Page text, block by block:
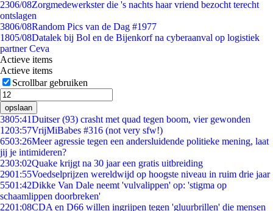
2306/08Zorgmedewerkster die 's nachts haar vriend bezocht terecht
ontslagen
3806/08Random Pics van de Dag #1977
1805/08Datalek bij Bol en de Bijenkorf na cyberaanval op logistiek
partner Ceva
Actieve items
Actieve items
Scrollbar gebruiken
opslaan
3805:41Duitser (93) crasht met quad tegen boom, vier gewonden
1203:57VrijMiBabes #316 (not very sfw!)
6503:26Meer agressie tegen een andersluidende politieke mening, laat
jij je intimideren?
2303:02Quake krijgt na 30 jaar een gratis uitbreiding
2901:55Voedselprijzen wereldwijd op hoogste niveau in ruim drie jaar
5501:42Dikke Van Dale neemt 'vulvalippen' op: 'stigma op
schaamlippen doorbreken'
2201:08CDA en D66 willen ingrijpen tegen 'gluurbrillen' die mensen